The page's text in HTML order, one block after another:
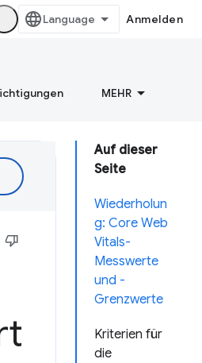
Anmelden
MEHR
Auf dieser
Seite
Wiederholun
g: Core Web
Vitals-
Messwerte
und -
Grenzwerte
Kriterien für
die